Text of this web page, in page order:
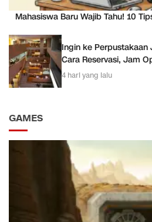
Mahasiswa Baru Wajib Tahu! 10
Ingin ke Perpustakaan
Cara Reservasi, Jam
4 hari yang lalu
GAMES